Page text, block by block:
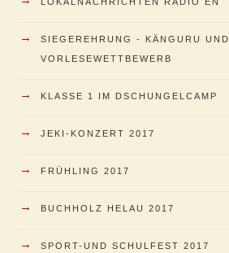
→
SIEGEREHRUNG - KÄNGURU UND
VORLESEWETTBEWERB
→ KLASSE 1 IM DSCHUNGELCAMP
→ JEKI-KONZERT 2017
→ FRÜHLING 2017
→ BUCHHOLZ HELAU 2017
→ SPORT-UND SCHULFEST 2017